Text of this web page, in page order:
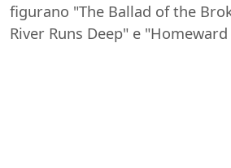
figurano "The Ballad of the
River Runs Deep" e